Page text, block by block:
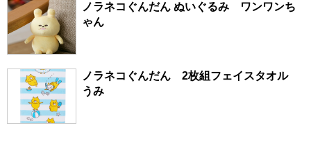
ノラネコぐんだん ぬいぐるみ ワンワンち
ゃん
ノラネコぐんだん 2枚組フェイスタオル
うみ